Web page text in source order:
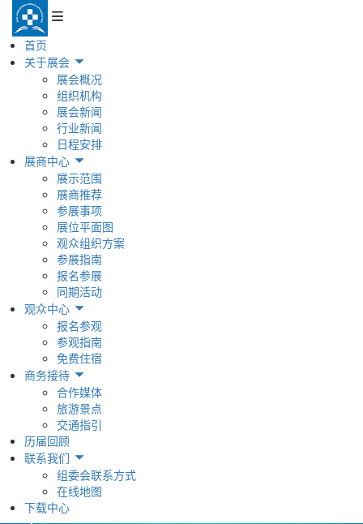
首页
关于展会
展会概况
组织机构
展会新闻
行业新闻
日程安排
展商中心
展示范围
展商推荐
参展事项
展位平面图
观众组织方案
参展指南
报名参展
同期活动
观众中心
报名参观
参观指南
免费住宿
商务接待
合作媒体
旅游景点
交通指引
历届回顾
联系我们
组委会联系方式
在线地图
下载中心